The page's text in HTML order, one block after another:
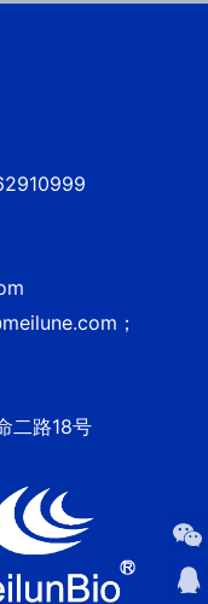
；
二路18号